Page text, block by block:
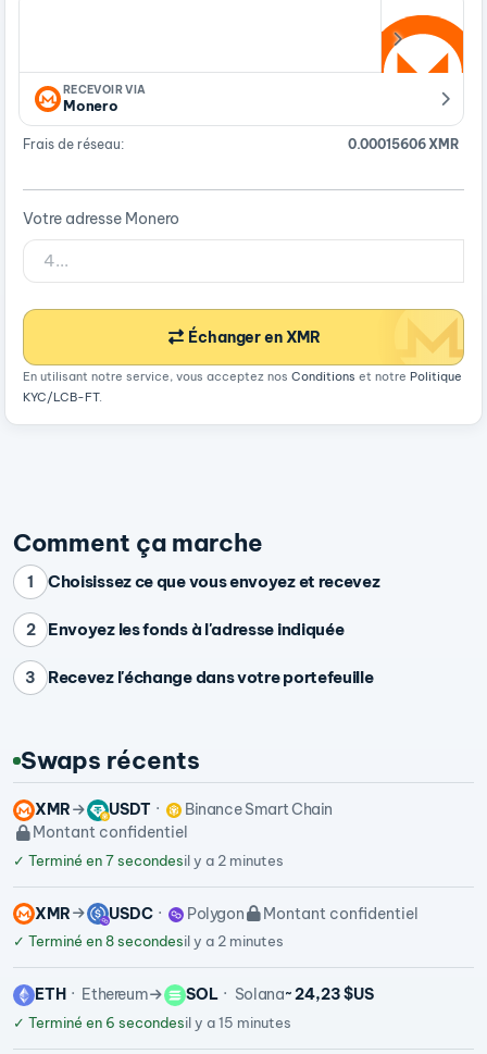
RECEVOIR VIA
Monero
Frais de réseau: 0.00015606 XMR
Votre adresse Monero
Échanger en XMR
En utilisant notre service, vous acceptez nos Conditions et notre Politique
KYC/LCB-FT.
Comment ça marche
1 Choisissez ce que vous envoyez et recevez
2 Envoyez les fonds à l'adresse indiquée
3 Recevez l'échange dans votre portefeuille
Swaps récents
XMR USDT
Binance Smart Chain
Montant confidentiel
✓ Terminé en 7 secondesil y a 2 minutes
XMR USDC Polygon Montant confidentiel
✓ Terminé en 8 secondesil y a 2 minutes
ETH Ethereum SOL Solana~ 24,23 $US
✓ Terminé en 6 secondesil y a 15 minutes